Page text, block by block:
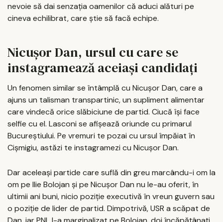
nevoie să dai senzația oamenilor că aduci alături pe
cineva echilibrat, care știe să facă echipe.
Nicușor Dan, ursul cu care se
instagramează aceiași candidați
Un fenomen similar se întâmplă cu Nicușor Dan, care a
ajuns un talisman transpartinic, un supliment alimentar
care vindecă orice slăbiciune de partid. Ciucă își face
selfie cu el. Lasconi se afișează oriunde cu primarul
Bucureștiului. Pe vremuri te pozai cu ursul împăiat în
Cișmigiu, astăzi te instagramezi cu Nicușor Dan.
Dar aceleași partide care suflă din greu marcându-i om la
om pe Ilie Bolojan și pe Nicușor Dan nu le-au oferit, în
ultimii ani buni, nicio poziție executivă în vreun guvern sau
o poziție de lider de partid. Dimpotrivă, USR a scăpat de